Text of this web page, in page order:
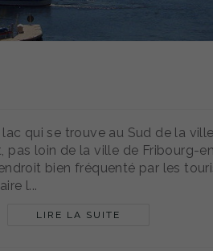
qui se trouve au Sud de la
pas loin de la ville de Fribourg-
endroit bien fréquenté par les
l...
LIRE LA SUITE